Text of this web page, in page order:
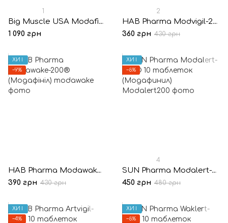
1
Big Muscle USA Modafinil 100mg 60caps (Модафініл)
1 090 грн
2
HAB Pharma Modvigil-200® 10 таблеток (Модафинил)
360 грн 430 грн
ХИТ
−9%
HAB Pharma Modawake-200® (Модафініл)
390 грн 430 грн
ХИТ
−6%
4
SUN Pharma Modalert-200® 10 таблеток (Модафинил)
450 грн 480 грн
ХИТ
−4%
ХИТ
−6%